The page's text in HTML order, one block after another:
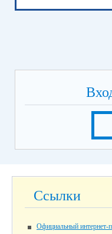
Ссылки
Официальный интернет-